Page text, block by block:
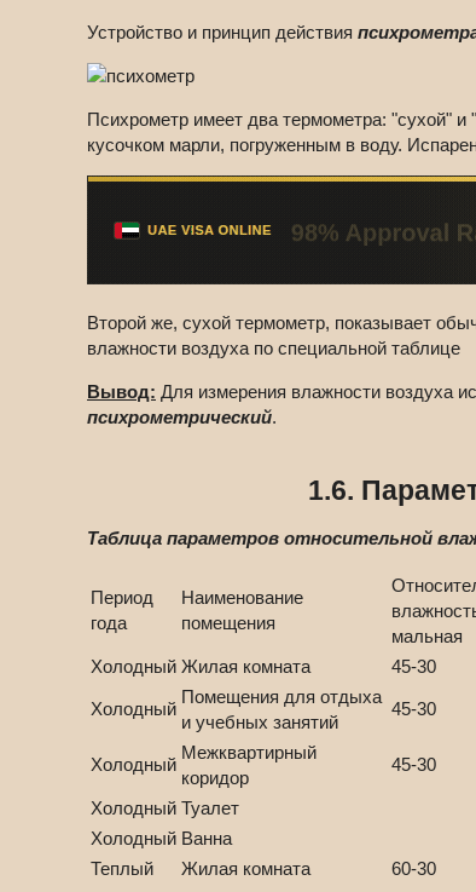
Устройство и принцип действия
Психрометр имеет два термометра: "сухой" и
кусочком марли, погруженным в воду.
Второй же, сухой термометр, показывает
влажности воздуха по специальной таблице
Вывод: Для измерения влажности воздуха
психрометрический.
1.6.
Таблица параметров относительной
Период
года
Наименование
помещения
мальная
Холодный Жилая комната 45-30
Холодный
Помещения для отдыха
и учебных занятий
45-30
Холодный
Межквартирный
коридор
45-30
Холодный Туалет
Холодный Ванна
Теплый
Жилая комната 60-30